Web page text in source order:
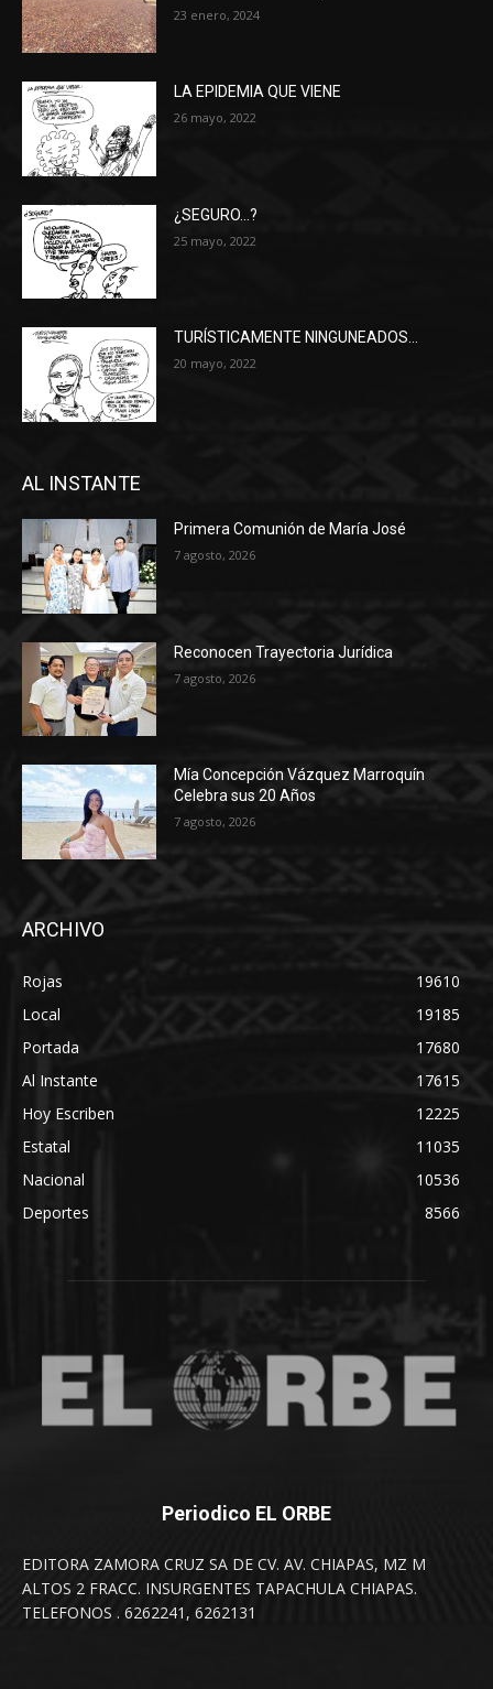
23 enero, 2024
LA EPIDEMIA QUE VIENE
26 mayo, 2022
¿SEGURO…?
25 mayo, 2022
TURÍSTICAMENTE NINGUNEADOS…
20 mayo, 2022
AL INSTANTE
Primera Comunión de María José
7 agosto, 2026
Reconocen Trayectoria Jurídica
7 agosto, 2026
Mía Concepción Vázquez Marroquín
Celebra sus 20 Años
7 agosto, 2026
ARCHIVO
Rojas
19610
Local
19185
Portada
17680
Al Instante
17615
Hoy Escriben
12225
Estatal
11035
Nacional
10536
Deportes
8566
Periodico EL ORBE
EDITORA ZAMORA CRUZ SA DE CV. AV. CHIAPAS, MZ M
ALTOS 2 FRACC. INSURGENTES TAPACHULA CHIAPAS.
TELEFONOS . 6262241, 6262131